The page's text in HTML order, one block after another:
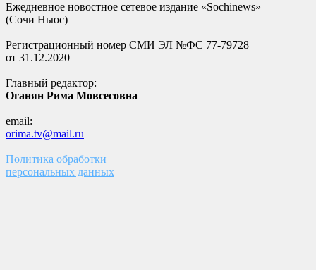
Ежедневное новостное сетевое издание «Sochinews»
(Сочи Ньюс)
Регистрационный номер СМИ ЭЛ №ФС 77-79728
от 31.12.2020
Главный редактор:
Оганян Рима Мовсесовна
email:
orima.tv@mail.ru
Политика обработки
персональных данных